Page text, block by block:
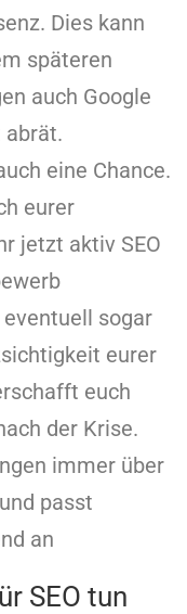
Dies kann
späteren
auch Google
abrät.
eine Chance.
eurer
jetzt aktiv SEO
sogar
eurer
euch
der Krise.
immer über
passt
an
SEO tun